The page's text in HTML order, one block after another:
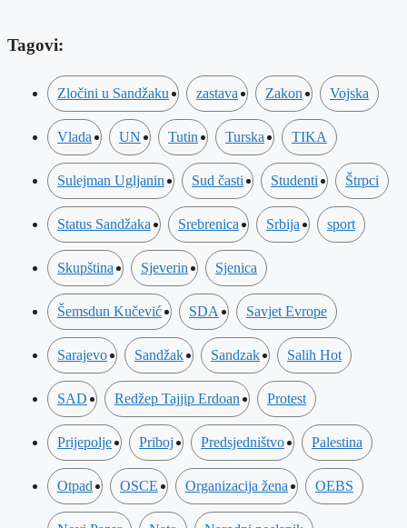
Tagovi:
Zločini u Sandžaku zastava Zakon Vojska
Vlada UN Tutin Turska TIKA
Sulejman Ugljanin Sud časti Studenti Štrpci
Status Sandžaka Srebrenica Srbija sport
Skupština Sjeverin Sjenica
Šemsdun Kučević SDA Savjet Evrope
Sarajevo Sandžak Sandzak Salih Hot
SAD Redžep Tajjip Erdoan Protest
Prijepolje Priboj Predsjedništvo Palestina
Otpad OSCE Organizacija žena OEBS